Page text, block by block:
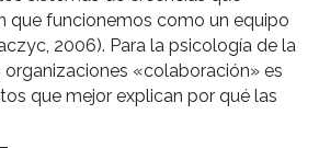
que funcionemos como un equipo
2006). Para la psicología de la
«colaboración» es
que mejor explican por qué las